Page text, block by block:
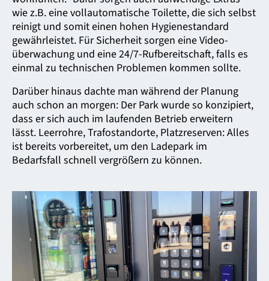
wie z.B. eine voll­automatische Toilette, die sich selbst
reinigt und somit einen hohen Hygiene­standard
gewährleistet. Für Sicherheit sorgen eine Video­
überwachung und eine 24/7-Ruf­bereitschaft, falls es
einmal zu technischen Problemen kommen sollte.
Darüber hinaus dachte man während der Planung
auch schon an morgen: Der Park wurde so konzipiert,
dass er sich auch im laufenden Betrieb erweitern
lässt. Leerrohre, Trafo­standorte, Platz­reserven: Alles
ist bereits vorbereitet, um den Ladepark im
Bedarfsfall schnell vergrößern zu können.